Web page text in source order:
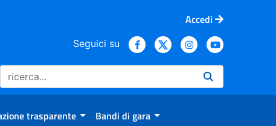
Accedi
Seguici su
trasparente Bandi di gara